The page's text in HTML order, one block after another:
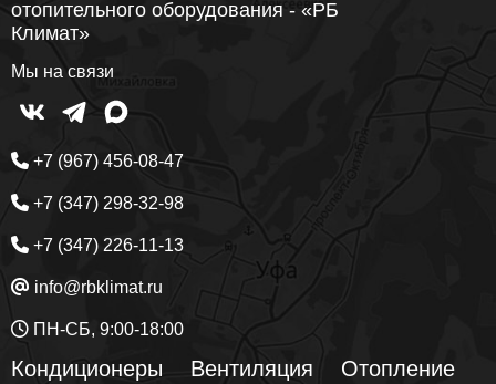
отопительного оборудования - «РБ
Климат»
Мы на связи
+7 (967) 456-08-47
+7 (347) 298-32-98
+7 (347) 226-11-13
info@rbklimat.ru
ПН-СБ, 9:00-18:00
Кондиционеры Вентиляция
Отопление